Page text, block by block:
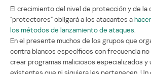
El crecimiento del nivel de protección y de la
“protectores” obligará a los atacantes a
los métodos de lanzamiento de ataques
En el presente muchos de los grupos que
contra blancos específicos con frecuencia
crear programas maliciosos especializados y
existentes que ni siquiera les pertenecen. Un